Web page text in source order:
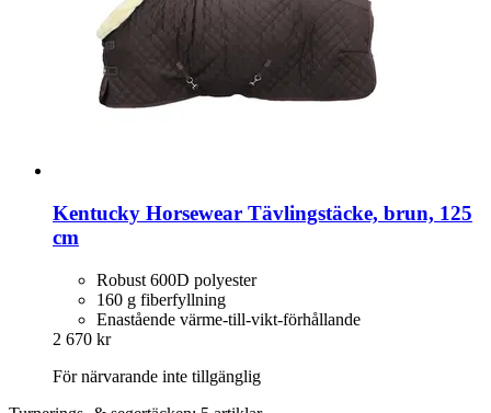
Kentucky Horsewear Tävlingstäcke, brun, 125
cm
Robust 600D polyester
160 g fiberfyllning
Enastående värme-till-vikt-förhållande
2 670 kr
För närvarande inte tillgänglig